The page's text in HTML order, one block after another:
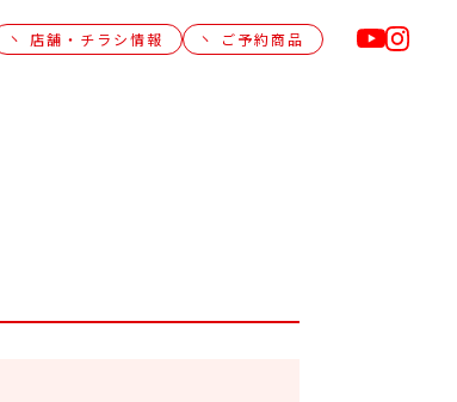
店舗・チラシ情報 ご予約商品